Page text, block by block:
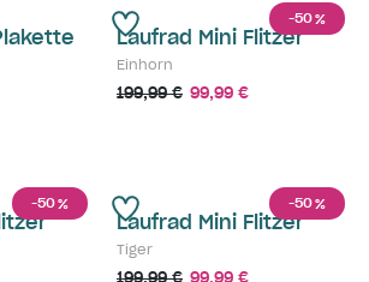
-50%
Laufrad Mini Flitzer
Einhorn
199,99 € 99,99 €
-50% -50%
Laufrad Mini Flitzer
Tiger
199,99 € 99,99 €